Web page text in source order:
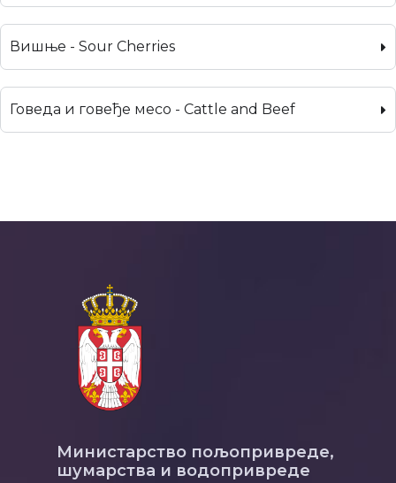
Вишње - Sour Cherries
Говеда и говеђе месо - Cattle and Beef
Министарство пољопривреде,
шумарства и водопривреде